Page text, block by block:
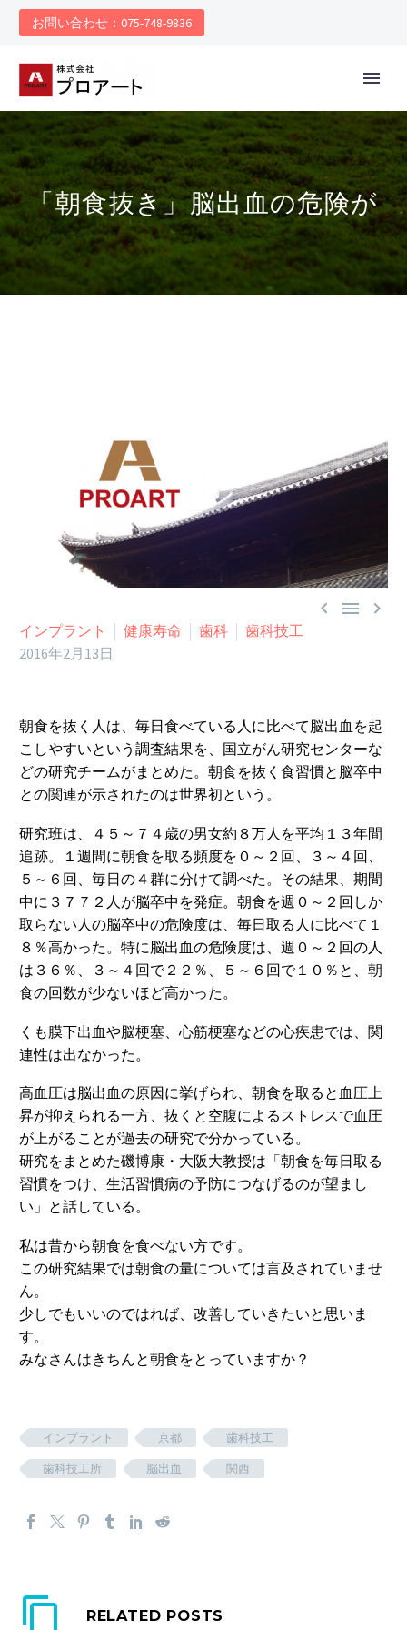
お問い合わせ：075-748-9836
「朝食抜き」脳出血の危険が
  
インプラント 健康寿命 歯科
歯科技工
2016年2月13日
朝食を抜く人は、毎日食べている人に比べて脳出血を起
こしやすいという調査結果を、国立がん研究センターな
どの研究チームがまとめた。朝食を抜く食習慣と脳卒中
との関連が示されたのは世界初という。
研究班は、４５～７４歳の男女約８万人を平均１３年間
追跡。１週間に朝食を取る頻度を０～２回、３～４回、
５～６回、毎日の４群に分けて調べた。その結果、期間
中に３７７２人が脳卒中を発症。朝食を週０～２回しか
取らない人の脳卒中の危険度は、毎日取る人に比べて１
８％高かった。特に脳出血の危険度は、週０～２回の人
は３６％、３～４回で２２％、５～６回で１０％と、朝
食の回数が少ないほど高かった。
くも膜下出血や脳梗塞、心筋梗塞などの心疾患では、関
連性は出なかった。
高血圧は脳出血の原因に挙げられ、朝食を取ると血圧上
昇が抑えられる一方、抜くと空腹によるストレスで血圧
が上がることが過去の研究で分かっている。
研究をまとめた磯博康・大阪大教授は「朝食を毎日取る
習慣をつけ、生活習慣病の予防につなげるのが望まし
い」と話している。
私は昔から朝食を食べない方です。
この研究結果では朝食の量については言及されていませ
ん。
少しでもいいのではれば、改善していきたいと思いま
す。
みなさんはきちんと朝食をとっていますか？
インプラント 京都
歯科技工
歯科技工所
脳出血 関西
RELATED POSTS